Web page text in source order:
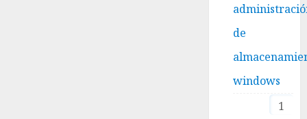
de
windows
1